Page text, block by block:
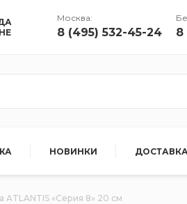
Москва:
8 (495) 532-45-24 8
НОВИНКИ
ATLANTIS «Серия 8» 20 см